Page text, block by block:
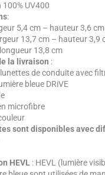
UV400
:
5,4 cm – hauteur 3,6 cm
13,7 cm – hauteur 3,9
13,8 cm
la livraison :
de conduite avec
bleue DRiVE
microfibre
sont disponibles avec
HEVL : HEVL (lumière